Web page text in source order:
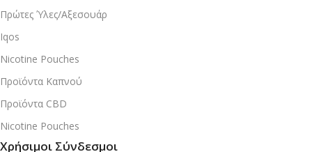
Πρώτες Ύλες/Αξεσουάρ
Iqos
Nicotine Pouches
Προϊόντα Καπνού
Προϊόντα CBD
Nicotine Pouches
Χρήσιμοι Σύνδεσμοι